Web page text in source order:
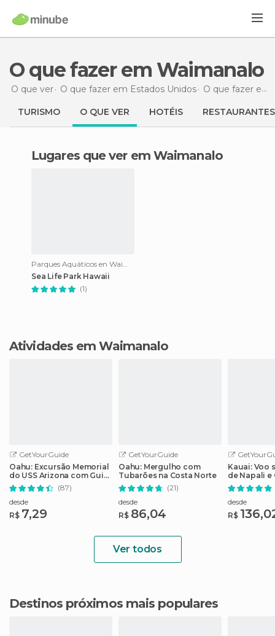
O que fazer em Waimanalo
O que ver O que fazer em Estados Unidos O que fazer em Havai
TURISMO O QUE VER HOTÉIS RESTAURANTES
Lugares que ver em Waimanalo
Parques Aquáticos en Waimanalo
Sea Life Park Hawaii
(1)
Atividades em Waimanalo
GetYourGuide
Oahu: Excursão Memorial
do USS Arizona com Guia
de Áudio
(87)
desde
R$ 7,29
GetYourGuide
Oahu: Mergulho com
Tubarões na Costa Norte
(21)
desde
R$ 86,04
Kauai: Voo
de Napali e
Waimea
desde
R$
Ver todos
Destinos próximos mais populares